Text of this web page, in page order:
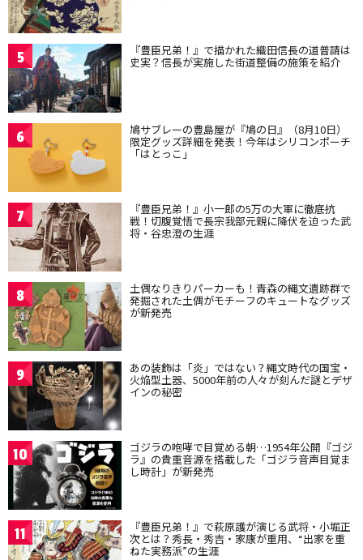
5 『豊臣兄弟！』で描かれた織田信長の道普請は
史実？信長が実施した街道整備の施策を紹介
6 鳩サブレーの豊島屋が『鳩の日』（8月10日）
限定グッズ詳細を発表！今年はシリコンポーチ
「はとっこ」
7 『豊臣兄弟！』小一郎の5万の大軍に徹底抗
戦！切腹覚悟で長宗我部元親に降伏を迫った武
将・谷忠澄の生涯
8 土偶なりきりパーカーも！青森の縄文遺跡群で
発掘された土偶がモチーフのキュートなグッズ
が新発売
9 あの装飾は「炎」ではない？縄文時代の国宝・
火焔型土器、5000年前の人々が刻んだ謎とデザ
インの秘密
10 ゴジラの咆哮で目覚める朝…1954年公開『ゴジ
ラ』の貴重音源を搭載した「ゴジラ音声目覚ま
し時計」が新発売
11 『豊臣兄弟！』で萩原護が演じる武将・小堀正
次とは？秀長・秀吉・家康が重用、“出家を重
ねた実務派”の生涯